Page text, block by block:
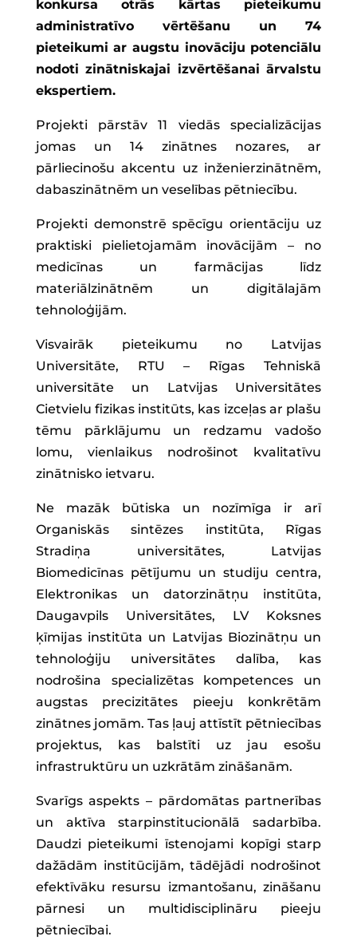
konkursa otrās kārtas pieteikumu
administratīvo vērtēšanu un 74
pieteikumi ar augstu inovāciju potenciālu
nodoti zinātniskajai izvērtēšanai ārvalstu
ekspertiem.
Projekti pārstāv 11 viedās specializācijas
jomas un 14 zinātnes nozares, ar
pārliecinošu akcentu uz inženierzinātnēm,
dabaszinātnēm un veselības pētniecību.
Projekti demonstrē spēcīgu orientāciju uz
praktiski pielietojamām inovācijām – no
medicīnas un farmācijas līdz
materiālzinātnēm un digitālajām
tehnoloģijām.
Visvairāk pieteikumu no Latvijas
Universitāte, RTU – Rīgas Tehniskā
universitāte un Latvijas Universitātes
Cietvielu fizikas institūts, kas izceļas ar plašu
tēmu pārklājumu un redzamu vadošo
lomu, vienlaikus nodrošinot kvalitatīvu
zinātnisko ietvaru.
Ne mazāk būtiska un nozīmīga ir arī
Organiskās sintēzes institūta, Rīgas
Stradiņa universitātes, Latvijas
Biomedicīnas pētījumu un studiju centra,
Elektronikas un datorzinātņu institūta,
Daugavpils Universitātes, LV Koksnes
ķīmijas institūta un Latvijas Biozinātņu un
tehnoloģiju universitātes dalība, kas
nodrošina specializētas kompetences un
augstas precizitātes pieeju konkrētām
zinātnes jomām. Tas ļauj attīstīt pētniecības
projektus, kas balstīti uz jau esošu
infrastruktūru un uzkrātām zināšanām.
Svarīgs aspekts – pārdomātas partnerības
un aktīva starpinstitucionālā sadarbība.
Daudzi pieteikumi īstenojami kopīgi starp
dažādām institūcijām, tādējādi nodrošinot
efektīvāku resursu izmantošanu, zināšanu
pārnesi un multidisciplināru pieeju
pētniecībai.